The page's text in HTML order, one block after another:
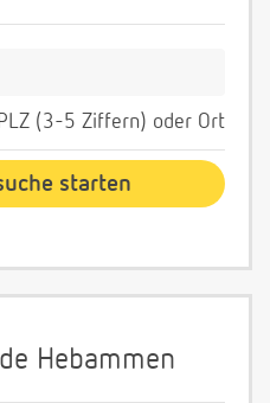
PLZ (3-5 Ziffern) oder Ort
Hebammen